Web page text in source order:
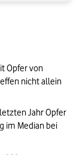
Opfer von
nicht allein
Jahr Opfer
im Median bei